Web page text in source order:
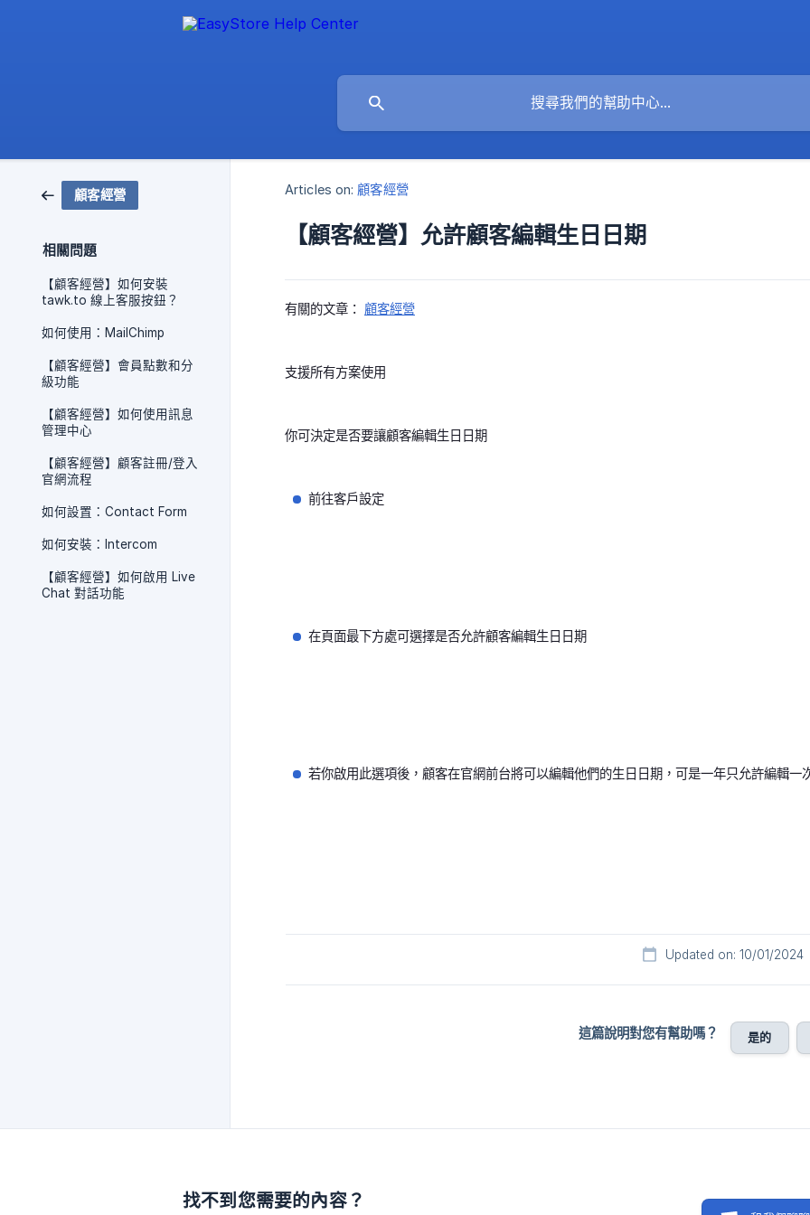
顧客經營
相關問題
【顧客經營】如何安裝
tawk.to 線上客服按鈕？
如何使用：MailChimp
【顧客經營】會員點數和分
級功能
【顧客經營】如何使用訊息
管理中心
【顧客經營】顧客註冊/登入
官網流程
如何設置：Contact Form
如何安裝：Intercom
【顧客經營】如何啟用 Live
Chat 對話功能
Articles on: 顧客經營
【顧客經營】允許顧客編輯生日日期
有關的文章： 顧客經營
支援所有方案使用
你可決定是否要讓顧客編輯生日日期
前往客戶設定
在頁面最下方處可選擇是否允許顧客編輯生日日期
若你啟用此選項後，顧客在官網前台將可以編輯他們的生日日期，可是一年只允許編輯一
Updated on: 10/01/2024
這篇說明對您有幫助嗎？ 是的
找不到您需要的內容？